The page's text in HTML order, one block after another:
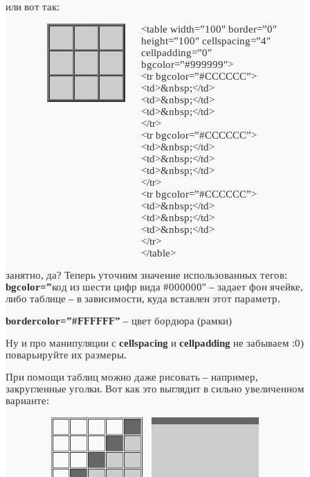
или вот так:
<table width=”100″ border=”0″
height=”100″ cellspacing=”4″
cellpadding=”0″
bgcolor=”#999999″>
<tr bgcolor=”#CCCCCC”>
<td>&nbsp;</td>
<td>&nbsp;</td>
<td>&nbsp;</td>
</tr>
<tr bgcolor=”#CCCCCC”>
<td>&nbsp;</td>
<td>&nbsp;</td>
<td>&nbsp;</td>
</tr>
<tr bgcolor=”#CCCCCC”>
<td>&nbsp;</td>
<td>&nbsp;</td>
<td>&nbsp;</td>
</tr>
</table>
занятно, да? Теперь уточним значение использованных тегов:
bgcolor=”код из шести цифр вида #000000″ – задает фон ячейке,
либо таблице – в зависимости, куда вставлен этот параметр.
bordercolor=”#FFFFFF” – цвет бордюра (рамки)
Ну и про манипуляции с cellspacing и cellpadding не забываем :0)
поварьируйте их размеры.
При помощи таблиц можно даже рисовать – например,
закругленные уголки. Вот как это выглядит в сильно увеличенном
варианте: